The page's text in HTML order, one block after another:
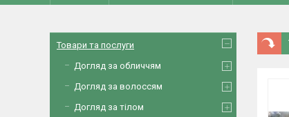
Товари та послуги
Догляд за обличчям
Догляд за волоссям
Догляд за тілом